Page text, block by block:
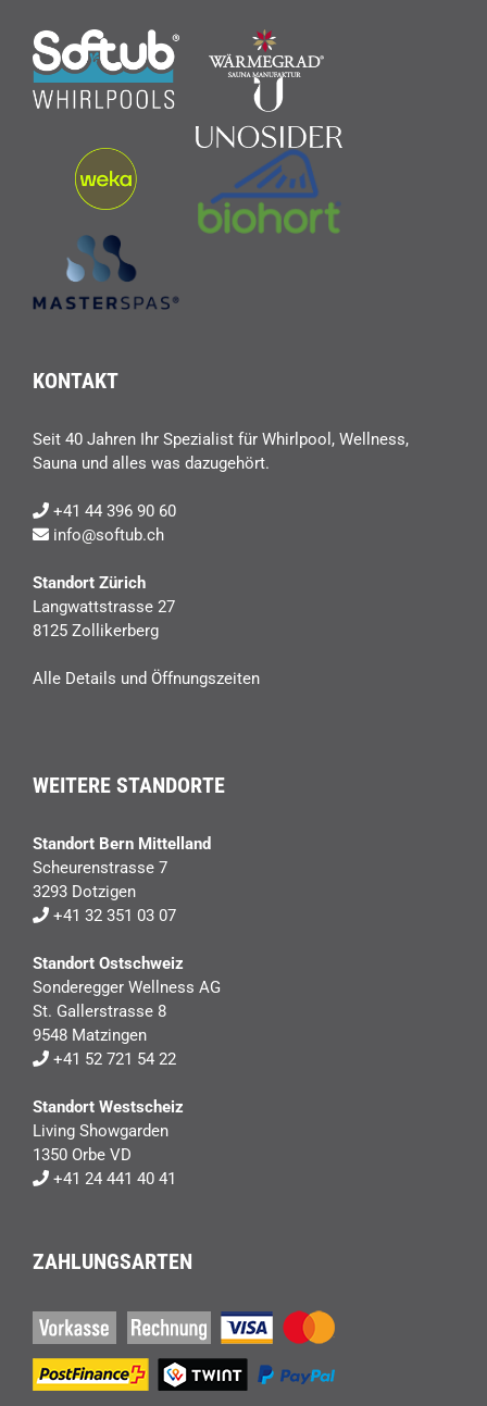
KONTAKT
Seit 40 Jahren Ihr Spezialist für Whirlpool, Wellness,
Sauna und alles was dazugehört.
+41 44 396 90 60
info@softub.ch
Standort Zürich
Langwattstrasse 27
8125 Zollikerberg
Alle Details und Öffnungszeiten
WEITERE STANDORTE
Standort Bern Mittelland
Scheurenstrasse 7
3293 Dotzigen
+41 32 351 03 07
Standort Ostschweiz
Sonderegger Wellness AG
St. Gallerstrasse 8
9548 Matzingen
+41 52 721 54 22
Standort Westscheiz
Living Showgarden
1350 Orbe VD
+41 24 441 40 41
ZAHLUNGSARTEN